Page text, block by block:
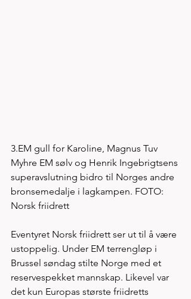
3.EM gull for Karoline, Magnus Tuv
Myhre EM sølv og Henrik Ingebrigtsens
superavslutning bidro til Norges andre
bronsemedalje i lagkampen. FOTO:
Norsk friidrett
Eventyret Norsk friidrett ser ut til å være
ustoppelig. Under EM terrengløp i
Brussel søndag stilte Norge med et
reservespekket mannskap. Likevel var
det kun Europas største friidretts